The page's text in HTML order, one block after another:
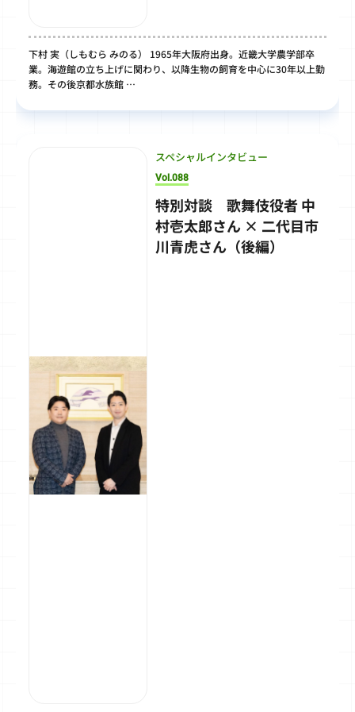
下村 実（しもむら みのる） 1965年大阪府出身。近畿大学農学部卒
業。海遊館の立ち上げに関わり、以降生物の飼育を中心に30年以上勤
務。その後京都水族館 …
スペシャルインタビュー
Vol.088
特別対談 歌舞伎役者 中
村壱太郎さん × 二代目市
川青虎さん（後編）